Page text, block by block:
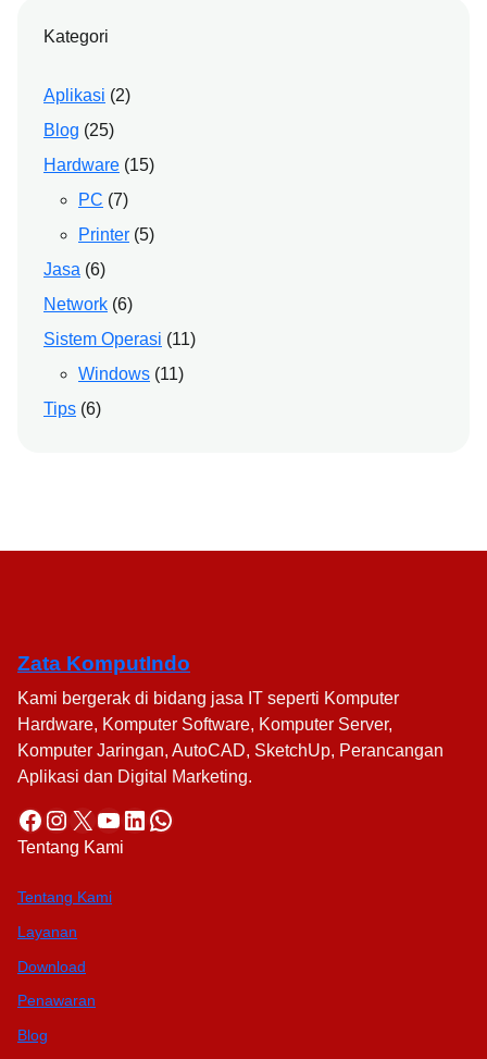
Kategori
Aplikasi (2)
Blog (25)
Hardware (15)
PC (7)
Printer (5)
Jasa (6)
Network (6)
Sistem Operasi (11)
Windows (11)
Tips (6)
Zata KomputIndo
Kami bergerak di bidang jasa IT seperti Komputer
Hardware, Komputer Software, Komputer Server,
Komputer Jaringan, AutoCAD, SketchUp, Perancangan
Aplikasi dan Digital Marketing.
Facebook Instagram X YouTube LinkedIn WhatsApp
Tentang Kami
Tentang Kami
Layanan
Download
Penawaran
Blog